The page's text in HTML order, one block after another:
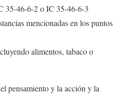
35-46-6-2 o IC 35-46-6-3
mencionadas en los puntos
alimentos, tabaco o
pensamiento y la acción y la